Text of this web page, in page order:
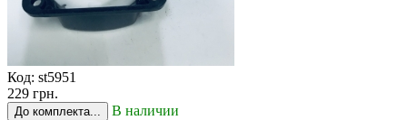
Код: st5951
229 грн.
До комплекта... В наличии